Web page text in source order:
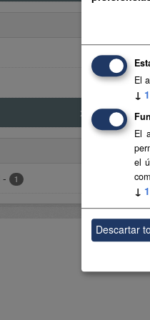
x
- 1
El
↓ 1
El
el
↓ 1
Descartar